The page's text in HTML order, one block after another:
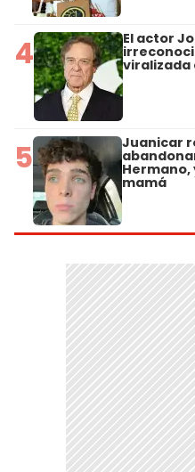
4 El actor
viralizada
5 Juanicar
Hermano,
mamá